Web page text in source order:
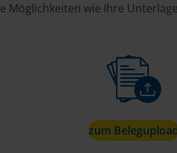
Möglichkeiten wie Ihre
zum